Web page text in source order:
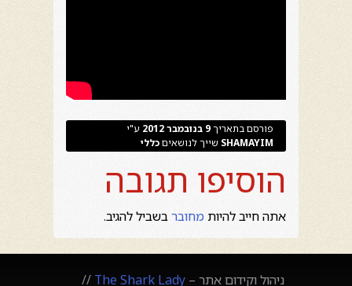
פורסם בתאריך9 בנובמבר 2012
ע"י
SHAMAYIM שייך לנושאיםכללי
הוסיפו תגובה
אתה חייב להיות מחוברבשביל להגיב.
ניהול וקידום אתר – The Shark Lady
//